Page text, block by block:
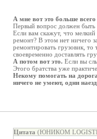
А мне вот это больше
Первый вопрос должен быть
Если вам скажут, что
ремонт? В этом нет ничего
ремонтировать грузовик,
своевременно доставлять
А потом вот это. Если вы
Этого братства уже
Некому помогать на
ничего не умеют, одни
Цитата (ЮНИКОМ